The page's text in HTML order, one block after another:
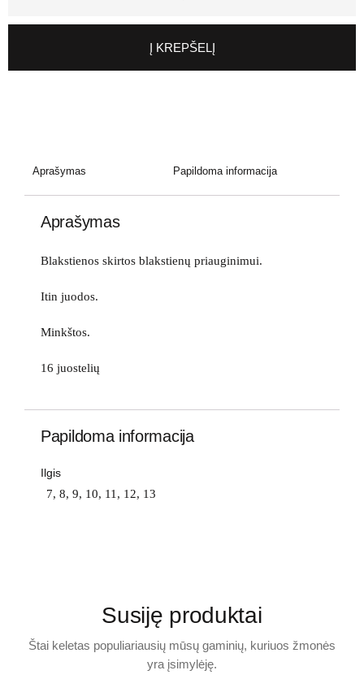
Į KREPŠELĮ
Aprašymas Papildoma informacija
Aprašymas
Blakstienos skirtos blakstienų priauginimui.
Itin juodos.
Minkštos.
16 juostelių
Papildoma informacija
Ilgis
7, 8, 9, 10, 11, 12, 13
Susiję produktai
Štai keletas populiariausių mūsų gaminių, kuriuos žmonės
yra įsimylėję.